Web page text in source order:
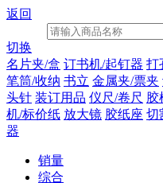
返回
切换
名片夹/盒 订书机/起钉器 打
笔筒/收纳 书立 金属夹/票夹
头针 装订用品 仪尺/卷尺 胶
机/标价纸 放大镜 胶纸座 切
器
销量
综合